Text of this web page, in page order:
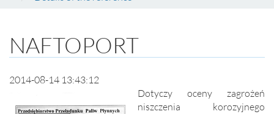
NAFTOPORT
2014-08-14 13:43:12
Dotyczy oceny zagrożeń
niszczenia korozyjnego